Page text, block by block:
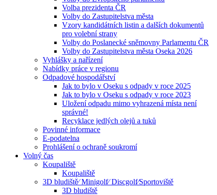
Volba prezidenta ČR
Volby do Zastupitelstva města
Vzory kandidátních listin a dalších dokumentů
pro volební strany
Volby do Poslanecké sněmovny Parlamentu ČR
Volby do Zastupitelstva města Oseka 2026
Vyhlášky a nařízení
Nabídky práce v regionu
Odpadové hospodářství
Jak to bylo v Oseku s odpady v roce 2025
Jak to bylo v Oseku s odpady v roce 2023
Uložení odpadu mimo vyhrazená místa není
správné!
Recyklace jedlých olejů a tuků
Povinné informace
E-podatelna
Prohlášení o ochraně soukromí
Volný čas
Koupaliště
Koupaliště
3D bludiště⁄ Minigolf⁄ Discgolf⁄Sportoviště
3D bludiště